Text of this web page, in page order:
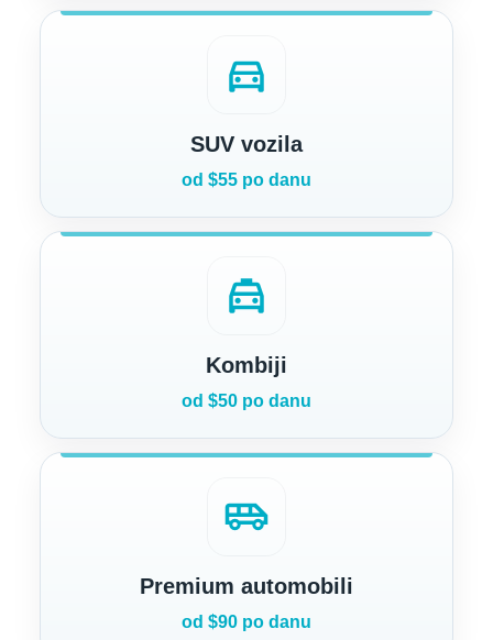
directions_car
SUV vozila
od $55 po danu
local_taxi
Kombiji
od $50 po danu
airport_shuttle
Premium automobili
od $90 po danu